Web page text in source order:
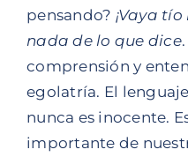
pensando? ¡Vaya
nada de lo que dice
comprensión y
egolatría. El
nunca es inocente.
importante de